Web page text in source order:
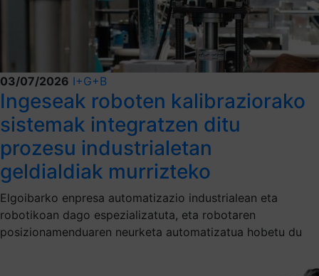
03/07/2026 I+G+B
Ingeseak roboten kalibraziorako
sistemak integratzen ditu
prozesu industrialetan
geldialdiak murrizteko
Elgoibarko enpresa automatizazio industrialean eta
robotikoan dago espezializatuta, eta robotaren
posizionamenduaren neurketa automatizatua hobetu du